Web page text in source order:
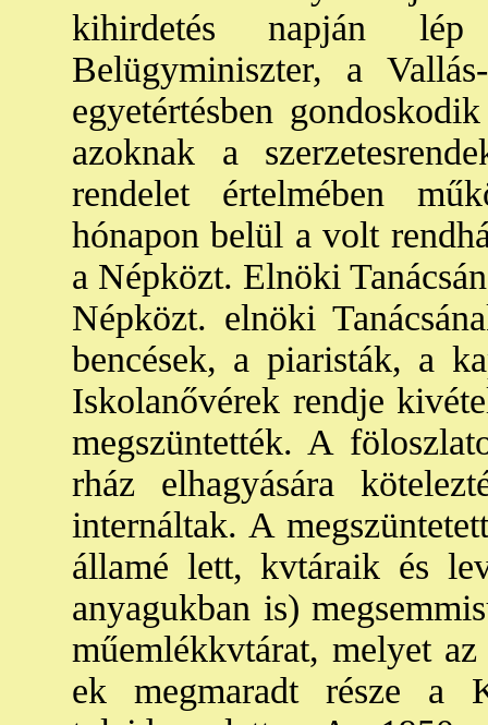
kihirdetés napján lép
Belügyminiszter, a
egyetértésben
azoknak a
rendelet értelmében
hónapon belül a volt
a Népközt. Elnöki
Népközt. elnöki
bencések, a piaristák, a
Iskolanővérek rendje
megszüntették. A
rház elhagyására
internáltak. A
államé lett, kvtáraik és
anyagukban is)
műemlékkvtárat, melyet
ek megmaradt része